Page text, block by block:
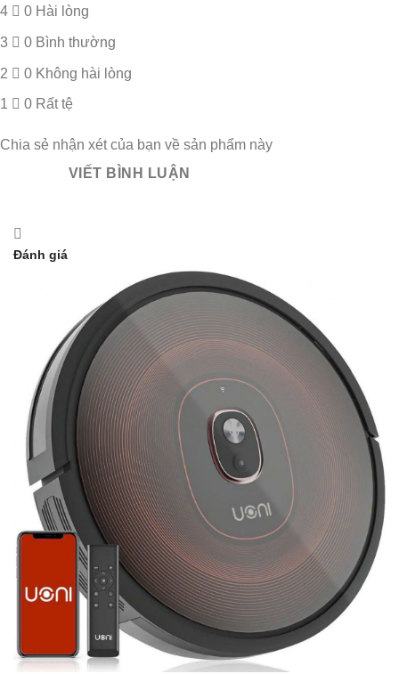
4 0 Hài lòng
3 0 Bình thường
2 0 Không hài lòng
1 0 Rất tệ
Chia sẻ nhận xét của bạn về sản phẩm này
VIẾT BÌNH LUẬN
Đánh giá